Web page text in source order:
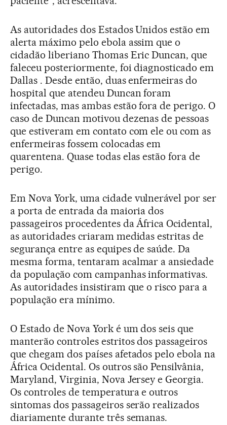
As autoridades dos Estados Unidos estão em
alerta máximo pelo ebola assim que o
cidadão liberiano Thomas Eric Duncan, que
faleceu posteriormente, foi diagnosticado em
Dallas . Desde então, duas enfermeiras do
hospital que atendeu Duncan foram
infectadas, mas ambas estão fora de perigo. O
caso de Duncan motivou dezenas de pessoas
que estiveram em contato com ele ou com as
enfermeiras fossem colocadas em
quarentena. Quase todas elas estão fora de
perigo.
Em Nova York, uma cidade vulnerável por ser
a porta de entrada da maioria dos
passageiros procedentes da África Ocidental,
as autoridades criaram medidas estritas de
segurança entre as equipes de saúde. Da
mesma forma, tentaram acalmar a ansiedade
da população com campanhas informativas.
As autoridades insistiram que o risco para a
população era mínimo.
O Estado de Nova York é um dos seis que
manterão controles estritos dos passageiros
que chegam dos países afetados pelo ebola na
África Ocidental. Os outros são Pensilvânia,
Maryland, Virginia, Nova Jersey e Georgia.
Os controles de temperatura e outros
sintomas dos passageiros serão realizados
diariamente durante três semanas.